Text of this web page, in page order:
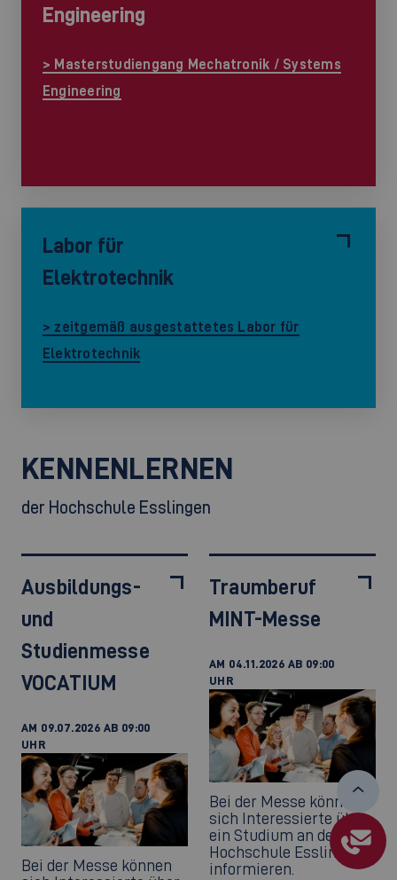
Engineering
> Masterstudiengang Mechatronik / Systems
Engineering
Labor für
Elektrotechnik
> zeitgemäß ausgestattetes Labor für
Elektrotechnik
KENNENLERNEN
der Hochschule Esslingen
Ausbildungs-
und
Studienmesse
VOCATIUM
AM 09.07.2026 AB 09:00
UHR
Bei der Messe können
Traumberuf
MINT-Messe
AM 04.11.2026 AB 09:00
UHR
Bei der Messe können
sich Interessierte über
ein Studium an der
Hochschule Esslingen
informieren.